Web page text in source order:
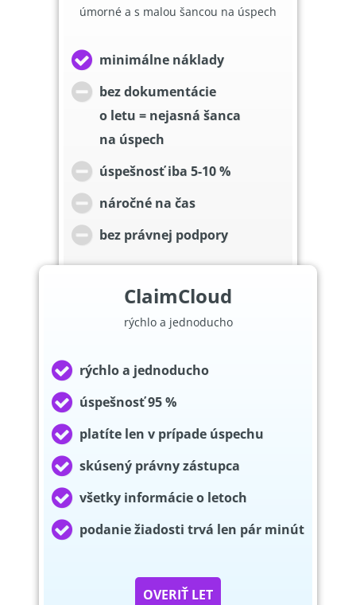
úmorné a s malou šancou na úspech
minimálne náklady
bez dokumentácie
o letu = nejasná šanca
na úspech
úspešnosť iba 5-10 %
náročné na čas
bez právnej podpory
ClaimCloud
rýchlo a jednoducho
rýchlo a jednoducho
úspešnosť 95 %
platíte len v prípade úspechu
skúsený právny zástupca
všetky informácie o letoch
podanie žiadosti trvá len pár minút
OVERIŤ LET